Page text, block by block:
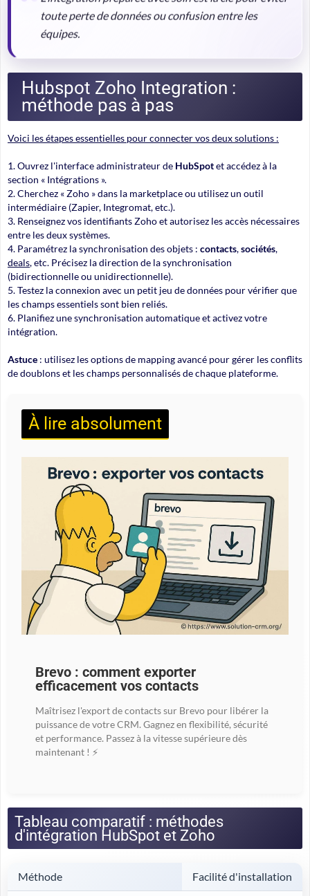
toute perte de données ou confusion entre les
équipes.
Hubspot Zoho Integration :
méthode pas à pas
Voici les étapes essentielles pour connecter vos deux solutions :
Ouvrez l'interface administrateur de HubSpotet accédez à la
section « Intégrations ».
Cherchez « Zoho » dans la marketplace ou utilisez un outil
intermédiaire (Zapier, Integromat, etc.).
Renseignez vos identifiants Zoho et autorisez les accès nécessaires
entre les deux systèmes.
Paramétrez la synchronisation des objets : contacts,sociétés,
deals, etc. Précisez la direction de la synchronisation
(bidirectionnelle ou unidirectionnelle).
Testez la connexion avec un petit jeu de données pour vérifier que
les champs essentiels sont bien reliés.
Planifiez une synchronisation automatique et activez votre
intégration.
Astuce : utilisez les options de mapping avancé pour gérer les conflits
de doublons et les champs personnalisés de chaque plateforme.
À lire absolument
Brevo : comment exporter
efficacement vos contacts
Maîtrisez l'export de contacts sur Brevo pour libérer la
puissance de votre CRM. Gagnez en flexibilité, sécurité
et performance. Passez à la vitesse supérieure dès
maintenant ! ⚡
Tableau comparatif : méthodes
d'intégration HubSpot et Zoho
Méthode Facilité d'installation